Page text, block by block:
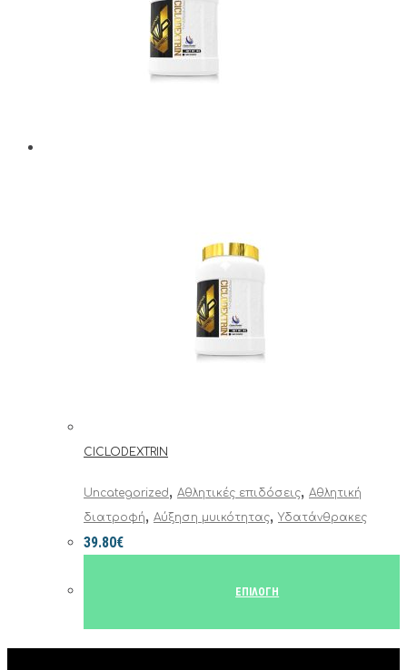
CICLODEXTRIN
Uncategorized, Αθλητικές επιδόσεις, Αθλητική
διατροφή, Αύξηση μυικότητας,Υδατάνθρακες
39.80€
ΕΠΙΛΟΓΉ